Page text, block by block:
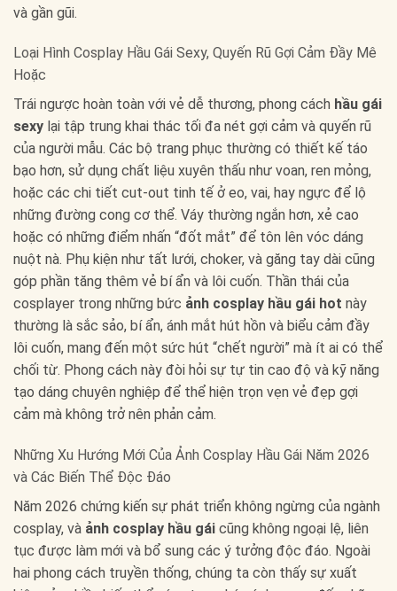
và gần gũi.
Loại Hình Cosplay Hầu Gái Sexy, Quyến Rũ Gợi Cảm Đầy Mê
Hoặc
Trái ngược hoàn toàn với vẻ dễ thương, phong cách hầu gái
sexy lại tập trung khai thác tối đa nét gợi cảm và quyến rũ
của người mẫu. Các bộ trang phục thường có thiết kế táo
bạo hơn, sử dụng chất liệu xuyên thấu như voan, ren mỏng,
hoặc các chi tiết cut-out tinh tế ở eo, vai, hay ngực để lộ
những đường cong cơ thể. Váy thường ngắn hơn, xẻ cao
hoặc có những điểm nhấn “đốt mắt” để tôn lên vóc dáng
nuột nà. Phụ kiện như tất lưới, choker, và găng tay dài cũng
góp phần tăng thêm vẻ bí ẩn và lôi cuốn. Thần thái của
cosplayer trong những bức ảnh cosplay hầu gái hot này
thường là sắc sảo, bí ẩn, ánh mắt hút hồn và biểu cảm đầy
lôi cuốn, mang đến một sức hút “chết người” mà ít ai có thể
chối từ. Phong cách này đòi hỏi sự tự tin cao độ và kỹ năng
tạo dáng chuyên nghiệp để thể hiện trọn vẹn vẻ đẹp gợi
cảm mà không trở nên phản cảm.
Những Xu Hướng Mới Của Ảnh Cosplay Hầu Gái Năm 2026
và Các Biến Thể Độc Đáo
Năm 2026 chứng kiến sự phát triển không ngừng của ngành
cosplay, và ảnh cosplay hầu gái cũng không ngoại lệ, liên
tục được làm mới và bổ sung các ý tưởng độc đáo. Ngoài
hai phong cách truyền thống, chúng ta còn thấy sự xuất